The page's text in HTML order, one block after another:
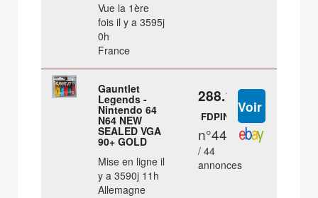
Vue la 1ère
fois il y a 3595j
0h
France
Gauntlet
Legends -
Nintendo 64
N64 NEW
SEALED VGA
90+ GOLD
Mise en ligne il
y a 3590j 11h
Allemagne
288.13 €
FDPIN
n°44
/ 44
annonces